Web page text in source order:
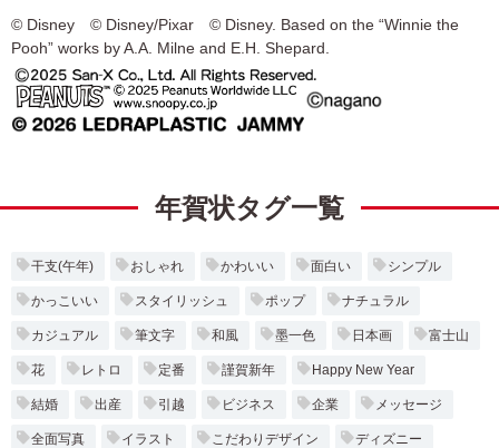
© Disney © Disney/Pixar © Disney. Based on the “Winnie the
Pooh” works by A.A. Milne and E.H. Shepard.
年賀状タグ一覧
干支(午年) おしゃれ かわいい 面白い シンプル
かっこいい スタイリッシュ ポップ ナチュラル
カジュアル 筆文字 和風 墨一色 日本画 富士山
花 レトロ 定番 謹賀新年 Happy New Year
結婚 出産 引越 ビジネス 企業 メッセージ
全面写真 イラスト こだわりデザイン ディズニー